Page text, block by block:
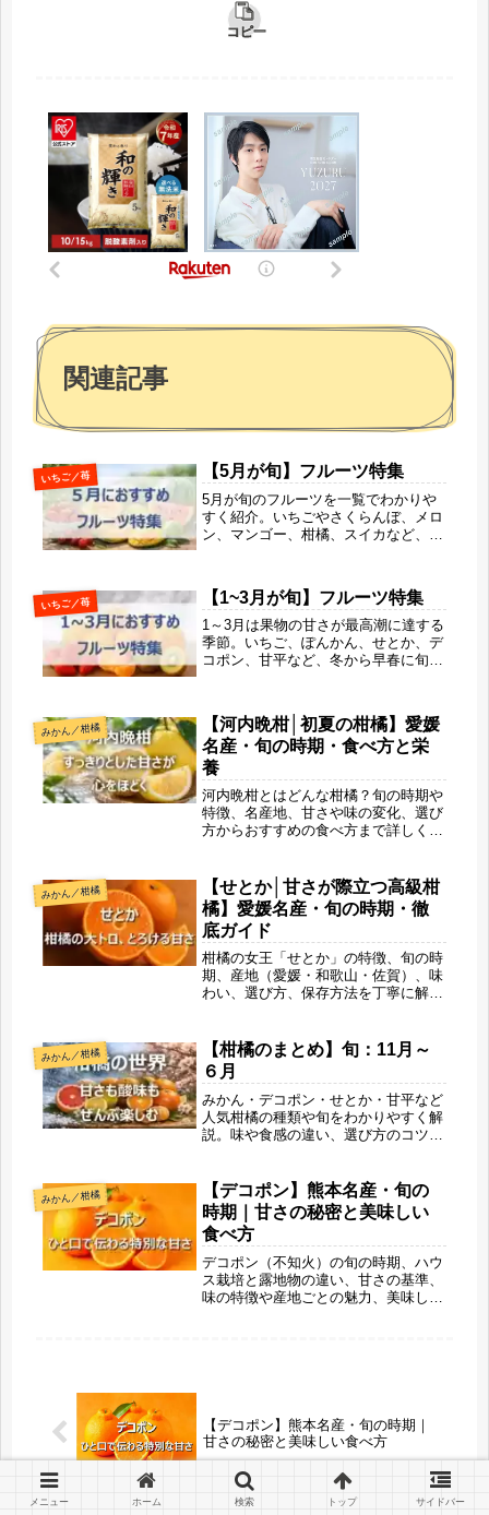
コピー
関連記事
いちご／苺 【5月が旬】フルーツ特集
5月が旬のフルーツを一覧でわかりや
すく紹介。いちごやさくらんぼ、メロ
ン、マンゴー、柑橘、スイカなど、春
楽しみ方まで解説します。旬ならでは
の美味しさで、毎日にちょっとしたご
ほうび時間を取り入れてみませんか？
いちご／苺 【1~3月が旬】フルーツ特集
1～3月は果物の甘さが最高潮に達する
季節。いちご、ぽんかん、せとか、デ
コポン、甘平など、冬から早春に旬を
た、とろける美味しさの理由や品種ご
との魅力を、旬果びよりの視点でやさ
しく解説。今いちばん美味しいデザー
ト選びの参考に。
みかん／柑橘
【河内晩柑│初夏の柑橘】愛媛
名産・旬の時期・食べ方と栄
養
河内晩柑とはどんな柑橘？旬の時期や
特徴、名産地、甘さや味の変化、選び
方からおすすめの食べ方まで詳しく解
や健康に嬉しい栄養も紹介する初夏に
ぴったりの完全ガイド。
みかん／柑橘
【せとか│甘さが際立つ高級柑
橘】愛媛名産・旬の時期・徹
底ガイド
柑橘の女王「せとか」の特徴、旬の時
期、産地（愛媛・和歌山・佐賀）、味
わい、選び方、保存方法を丁寧に解
には“せとかを食べたい”と思えるほど
魅力が伝わる完全ガイドです。
みかん／柑橘
【柑橘のまとめ】旬：11月～
６月
みかん・デコポン・せとか・甘平など
人気柑橘の種類や旬をわかりやすく解
説。味や食感の違い、選び方のコツ、
び方がわかり、毎日の食卓やギフト選
びにも役立つ柑橘まとめ記事です。
みかん／柑橘
【デコポン】熊本名産・旬の
時期｜甘さの秘密と美味しい
食べ方
デコポン（不知火）の旬の時期、ハウ
ス栽培と露地物の違い、甘さの基準、
味の特徴や産地ごとの魅力、美味しい
【デコポン】熊本名産・旬の時期｜
甘さの秘密と美味しい食べ方
メニュー ホーム 検索 トップ サイドバー